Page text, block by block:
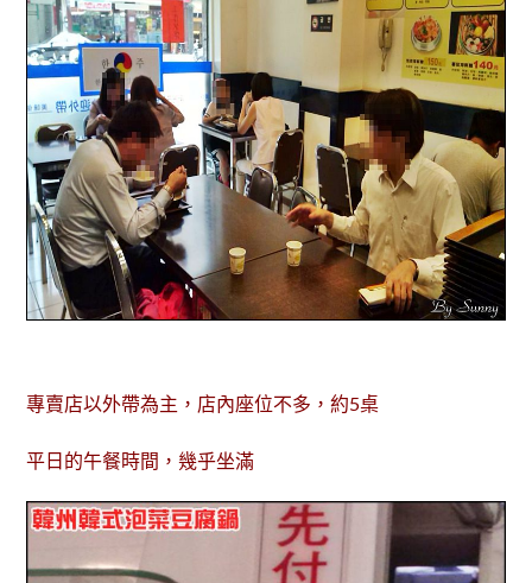
專賣店以外帶為主，店內座位不多，約5桌
平日的午餐時間，幾乎坐滿